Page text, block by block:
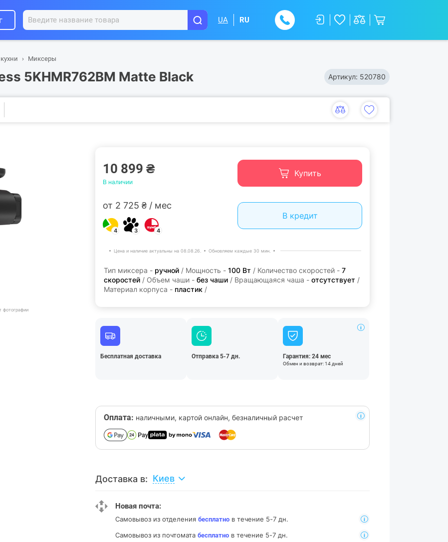
UA RU
Миксеры
5KHMR762BM Matte Black Артикул: 520780
фотографии
10 899 ₴
В наличии
Купить
от 2 725 ₴ / мес
4 3 4
В кредит
Цена и наличие актуальны на 08.08.26. Обновляем каждые 30 мин.
Тип миксера - ручной / Мощность - 100 Вт / Количество скоростей - 7
скоростей / Объем чаши - без чаши / Вращающаяся чаша - отсутствует /
Материал корпуса - пластик /
Бесплатная доставка Отправка 5-7 дн. Гарантия: 24 мес
Обмен и возврат: 14 дней
Оплата: наличными, картой онлайн, безналичный расчет
Доставка в: Киев
Новая почта:
Самовывоз из отделения бесплатно в течение 5-7 дн.
Самовывоз из почтомата бесплатно в течение 5-7 дн.